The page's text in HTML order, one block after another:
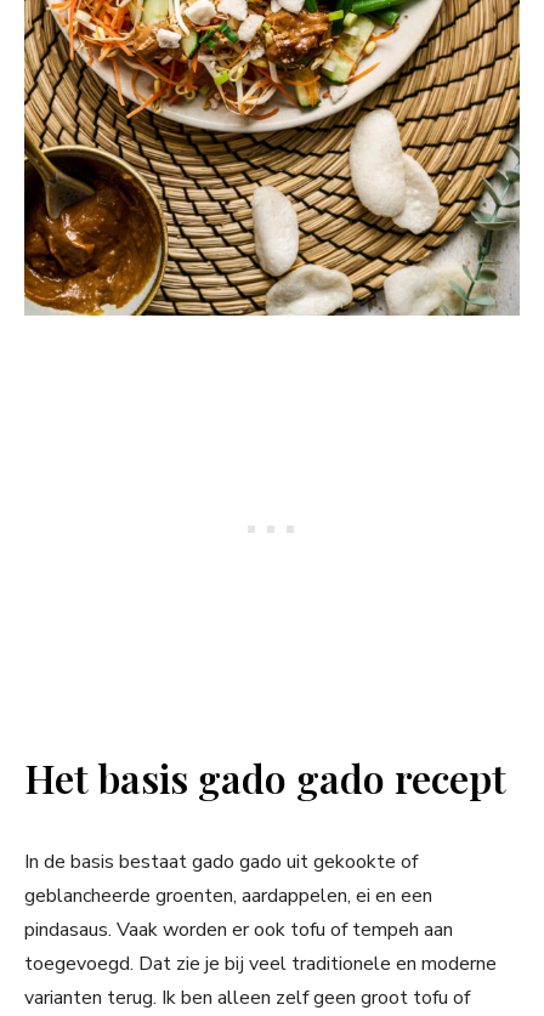
Het basis gado gado recept
In de basis bestaat gado gado uit gekookte of
geblancheerde groenten, aardappelen, ei en een
pindasaus. Vaak worden er ook tofu of tempeh aan
toegevoegd. Dat zie je bij veel traditionele en moderne
varianten terug. Ik ben alleen zelf geen groot tofu of